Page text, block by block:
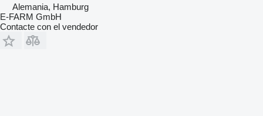
Alemania, Hamburg
E-FARM GmbH
Contacte con el vendedor